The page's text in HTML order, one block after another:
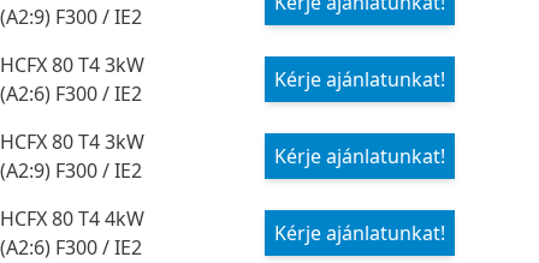
(A2:9) F300 / IE2
HCFX 80 T4 3kW
(A2:6) F300 / IE2
Kérje ajánlatunkat!
HCFX 80 T4 3kW
(A2:9) F300 / IE2
Kérje ajánlatunkat!
HCFX 80 T4 4kW
(A2:6) F300 / IE2
Kérje ajánlatunkat!